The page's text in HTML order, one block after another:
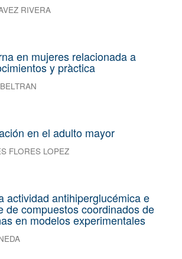
RIVERA
en mujeres relacionada a
y pràctica
en el adulto mayor
FLORES LOPEZ
actividad antihiperglucémica e
de compuestos coordinados de
en modelos experimentales